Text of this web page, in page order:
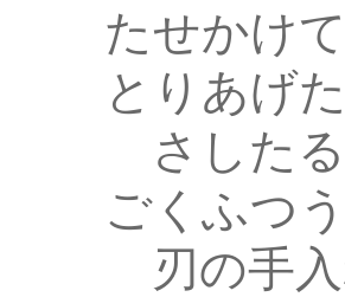
たせかけ
とりあげた
さしたる
ごくふつ
刃の手入